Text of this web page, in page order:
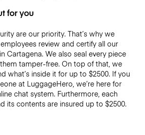
for you
are our priority. That’s why we
review and certify all our
Cartagena. We also seal every piece
tamper-free. On top of that, we
what’s inside it for up to $2500. If you
at LuggageHero, we’re here for
chat system. Furthermore, each
its contents are insured up to $2500.